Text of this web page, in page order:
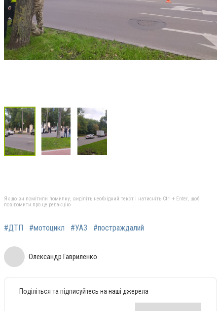
Якщо ви помітили помилку, виділіть необхідний текст і натисніть Ctrl + Enter, щоб
повідомити про це редакцію
#ДТП #мотоцикл #УАЗ #постраждалий
Олександр Гавриленко
Поділіться та підписуйтесь на наші джерела